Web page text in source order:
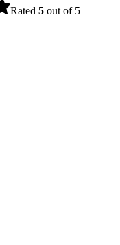
Rated 5 out of 5